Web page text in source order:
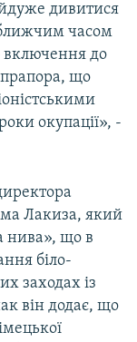
дивитися
часом
включення до
прапора, що
окупації», -
Лакиза, який
нива», що в
біло-
заходах із
він додає, що